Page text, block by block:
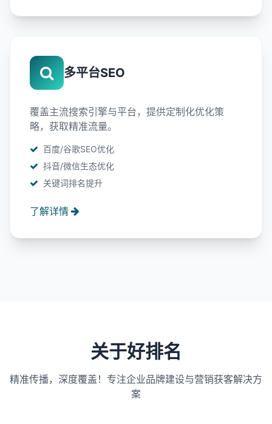
多平台SEO
覆盖主流搜索引擎与平台，提供定制化优化策
略，获取精准流量。
百度/谷歌SEO优化
抖音/微信生态优化
关键词排名提升
了解详情
关于好排名
精准传播，深度覆盖！专注企业品牌建设与营销获客解决方
案